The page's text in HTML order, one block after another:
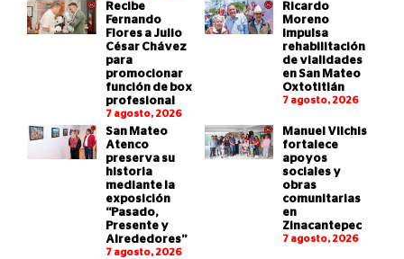
Recibe
Fernando
Flores a Julio
César Chávez
para
promocionar
función de box
profesional
7 agosto, 2026
Ricardo
Moreno
impulsa
rehabilitación
de vialidades
en San Mateo
Oxtotitlán
7 agosto, 2026
San Mateo
Atenco
preserva su
historia
mediante la
exposición
“Pasado,
Presente y
Alrededores”
7 agosto, 2026
Manuel Vilchis
fortalece
apoyos
sociales y
obras
comunitarias
en
Zinacantepec
7 agosto, 2026